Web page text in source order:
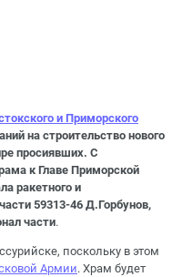
и Приморского
на строительство нового
просиявших. С
к Главе Приморской
ракетного и
59313-46 Д.Горбунов,
части.
поскольку в этом
Армии. Храм будет